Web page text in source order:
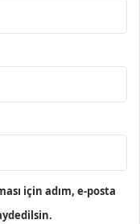
için adım, e-posta